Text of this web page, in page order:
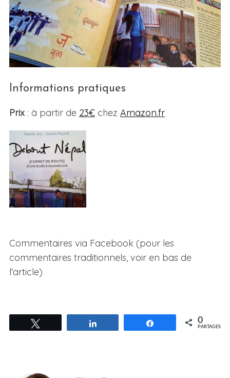
Informations pratiques
Prix: à partir de 23€chez Amazon.fr
Commentaires via Facebook (pour les
commentaires traditionnels, voir en bas de
l'article)
Partagez 0
PARTAGES